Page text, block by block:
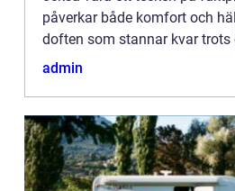
påverkar både komfort och
doften som stannar kvar
göra...
admin